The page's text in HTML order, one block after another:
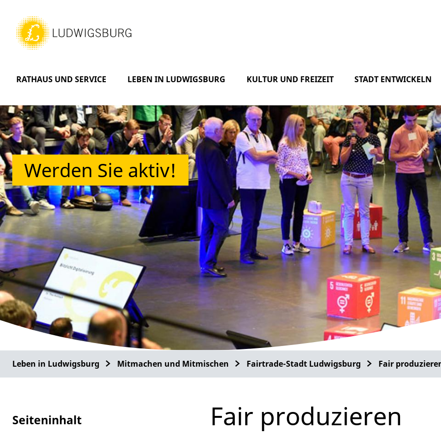
RATHAUS UND SERVICE LEBEN IN LUDWIGSBURG KULTUR UND FREIZEIT STADT ENTWICKELN
Werden Sie aktiv!
Leben in Ludwigsburg Mitmachen und Mitmischen Fairtrade-Stadt Ludwigsburg Fair
Seiteninhalt Fair produzieren